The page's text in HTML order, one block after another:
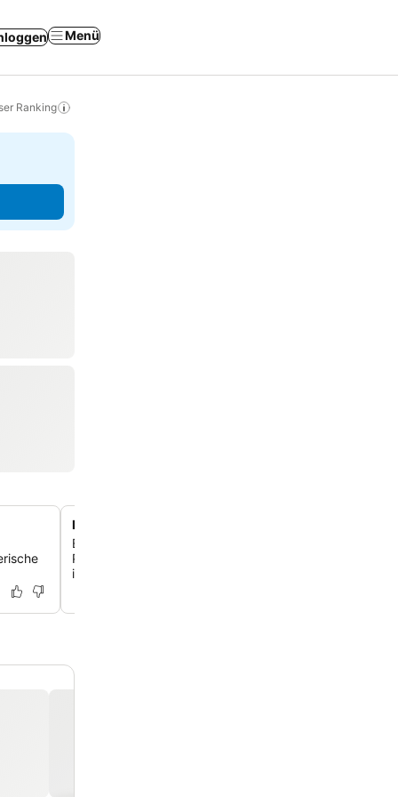
Menü
Ranking
Partnerschaft mit der Brauerei Hertog Jan
Entdecke einzigartige Themenzimmer und exklusive
Pakete mit Brauereiführungen, Bier-Pairing-Dinnern
in der Hertog Jan Suite.